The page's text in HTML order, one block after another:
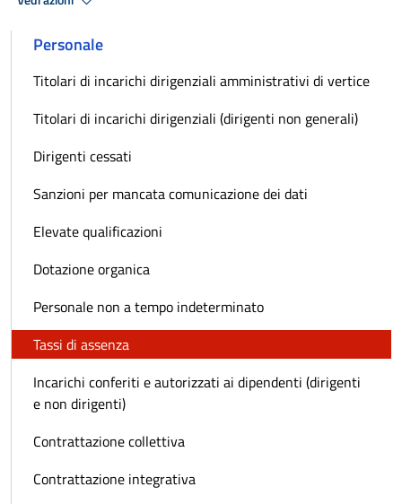
Personale
Titolari di incarichi dirigenziali amministrativi di vertice
Titolari di incarichi dirigenziali (dirigenti non generali)
Dirigenti cessati
Sanzioni per mancata comunicazione dei dati
Elevate qualificazioni
Dotazione organica
Personale non a tempo indeterminato
Tassi di assenza
Incarichi conferiti e autorizzati ai dipendenti (dirigenti
e non dirigenti)
Contrattazione collettiva
Contrattazione integrativa